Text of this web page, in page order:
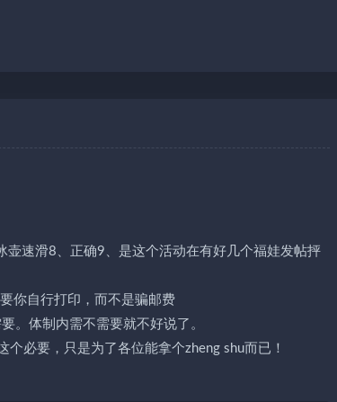
速滑8、正确9、是这个活动在有好几个福娃发帖抨
你自行打印，而不是骗邮费
。体制内需不需要就不好说了。
必要，只是为了各位能拿个zheng shu而已！